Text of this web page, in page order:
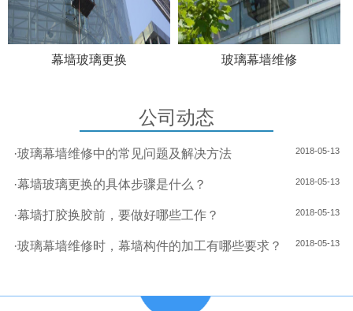
幕墙玻璃更换 玻璃幕墙维修
公司动态
2018-05-13
·玻璃幕墙维修中的常见问题及解决方法
2018-05-13
·幕墙玻璃更换的具体步骤是什么？
2018-05-13
·幕墙打胶换胶前，要做好哪些工作？
2018-05-13
·玻璃幕墙维修时，幕墙构件的加工有哪些要求？